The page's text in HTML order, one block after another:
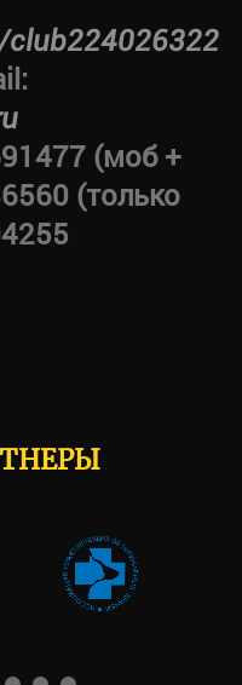
(моб +
(только